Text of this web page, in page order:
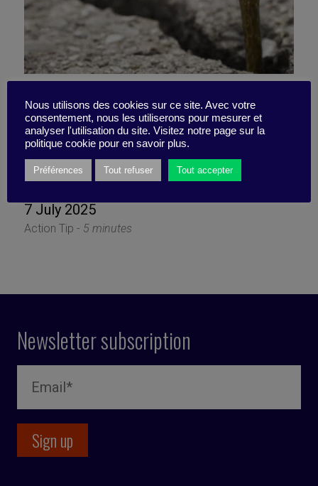
Leading with the
Robustness of Living
Systems
7 July 2025
Action Tip - 5 minutes
Newsletter subscription
Nous utilisons des cookies sur ce site. Avec votre
consentement, nous les utiliserons pour mesurer et
analyser l'utilisation du site. Visitez notre page sur la
politique cookie pour en savoir plus.
Préférences Tout refuser Tout accepter